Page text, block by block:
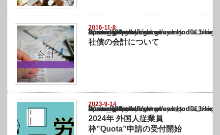
2016-11-8
Warning
: Undefined array key "show_category" in
/home/netst/kuno-cpa.co.jp/public_html/cambodia_blog/wp-content/themes/
on line183
社債の会計について
2023-9-14
Warning
: Undefined array key "show_category" in
/home/netst/kuno-cpa.co.jp/public_html/cambodia_blog/wp-content/themes/
on line183
2024年 外国人従業員
枠”Quota”申請の受付開始